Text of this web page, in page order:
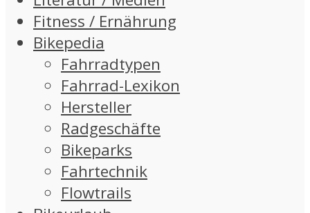
Fitness / Ernährung
Bikepedia
Fahrradtypen
Fahrrad-Lexikon
Hersteller
Radgeschäfte
Bikeparks
Fahrtechnik
Flowtrails